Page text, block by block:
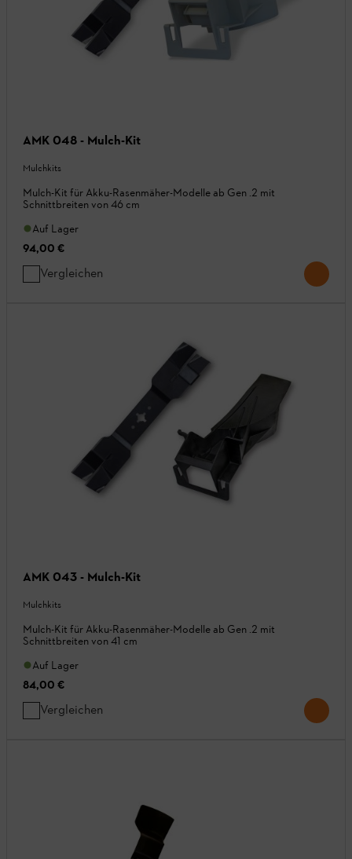
AMK 048 - Mulch-Kit
Mulchkits
Mulch-Kit für Akku-Rasenmäher-Modelle ab Gen .2 mit
Schnittbreiten von 46 cm
Auf Lager
94,00 €
Vergleichen
AMK 043 - Mulch-Kit
Mulchkits
Mulch-Kit für Akku-Rasenmäher-Modelle ab Gen .2 mit
Schnittbreiten von 41 cm
Auf Lager
84,00 €
Vergleichen